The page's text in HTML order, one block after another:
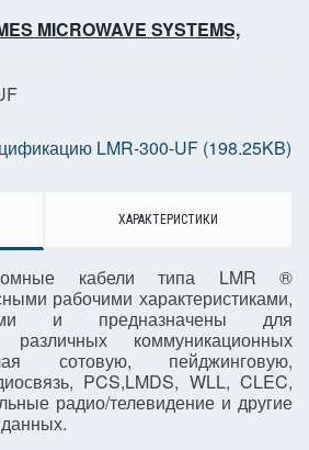
MICROWAVE SYSTEMS,
LMR-300-UF (198.25KB)
ХАРАКТЕРИСТИКИ
омные кабели типа LMR ®
рабочими характеристиками,
и предназначены для
коммуникационных
сотовую, пейджинговую,
PCS,LMDS, WLL, CLEC,
радио/телевидение и другие